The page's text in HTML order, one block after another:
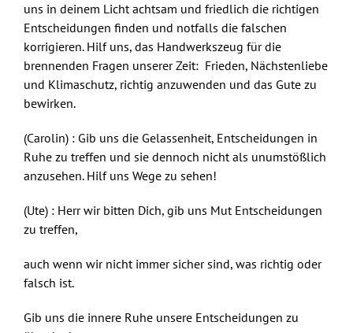
uns in deinem Licht achtsam und friedlich die richtigen
Entscheidungen finden und notfalls die falschen
korrigieren. Hilf uns, das Handwerkszeug für die
brennenden Fragen unserer Zeit: Frieden, Nächstenliebe
und Klimaschutz, richtig anzuwenden und das Gute zu
bewirken.
(Carolin) : Gib uns die Gelassenheit, Entscheidungen in
Ruhe zu treffen und sie dennoch nicht als unumstößlich
anzusehen. Hilf uns Wege zu sehen!
(Ute) : Herr wir bitten Dich, gib uns Mut Entscheidungen
zu treffen,
auch wenn wir nicht immer sicher sind, was richtig oder
falsch ist.
Gib uns die innere Ruhe unsere Entscheidungen zu